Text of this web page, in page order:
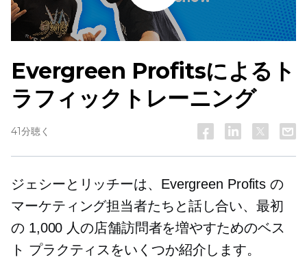
詳細を見る
Evergreen Profitsによるト
ラフィックトレーニング
41分聴く
ジェシーとリッチーは、Evergreen Profits の
マーケティング担当者たちと話し合い、最初
の 1,000 人の店舗訪問者を増やすためのベス
ト プラクティスをいくつか紹介します。